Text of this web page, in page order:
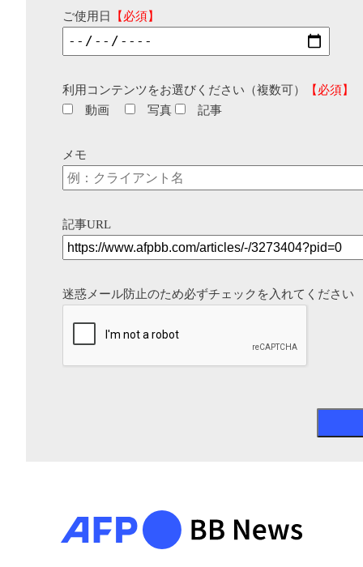
ご使用日 【必須】
利用コンテンツをお選びください（複数可）
【必須】
動画
写真 記事
メモ
記事URL
迷惑メール防止のため必ずチェックを入れてください